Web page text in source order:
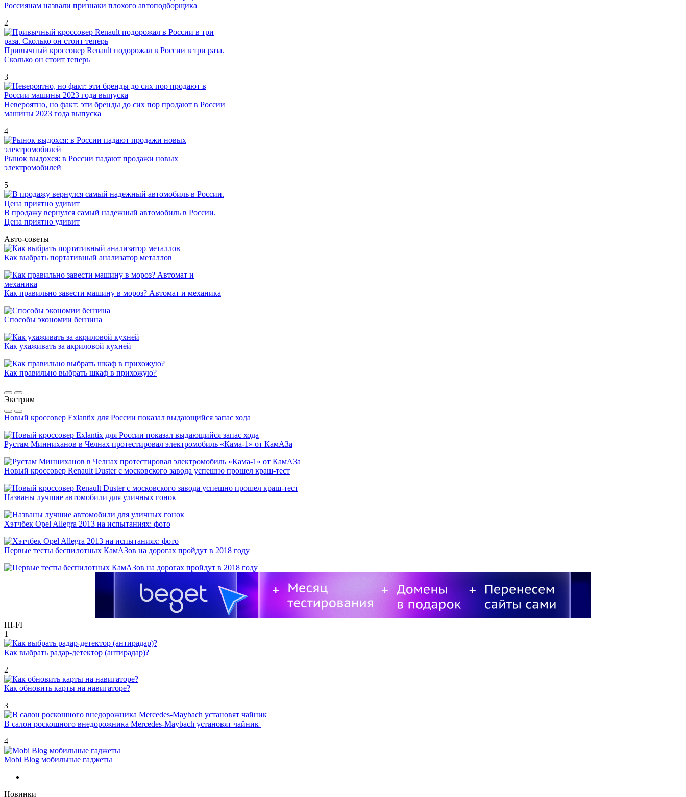
Россиянам назвали признаки плохого автоподборщика
2
Привычный кроссовер Renault подорожал в России в три раза.
Сколько он стоит теперь
3
Невероятно, но факт: эти бренды до сих пор продают в России
машины 2023 года выпуска
4
Рынок выдохся: в России падают продажи новых
электромобилей
5
В продажу вернулся самый надежный автомобиль в России.
Цена приятно удивит
Авто-советы
Как выбрать портативный анализатор металлов
Как правильно завести машину в мороз? Автомат и механика
Способы экономии бензина
Как ухаживать за акриловой кухней
Как правильно выбрать шкаф в прихожую?
Экстрим
Новый кроссовер Exlantix для России показал выдающийся запас хода
Рустам Минниханов в Челнах протестировал электромобиль «Кама-1» от КамАЗа
Новый кроссовер Renault Duster с московского завода успешно прошел краш-тест
Названы лучшие автомобили для уличных гонок
Хэтчбек Opel Allegra 2013 на испытаниях: фото
Первые тесты беспилотных КамАЗов на дорогах пройдут в 2018 году
HI-FI
1
Как выбрать радар-детектор (антирадар)?
2
Как обновить карты на навигаторе?
3
В салон роскошного внедорожника Mercedes-Maybach установят чайник
4
Mobi Blog мобильные гаджеты
Новинки